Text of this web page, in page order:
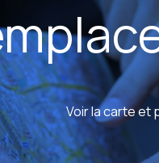
Voir la carte